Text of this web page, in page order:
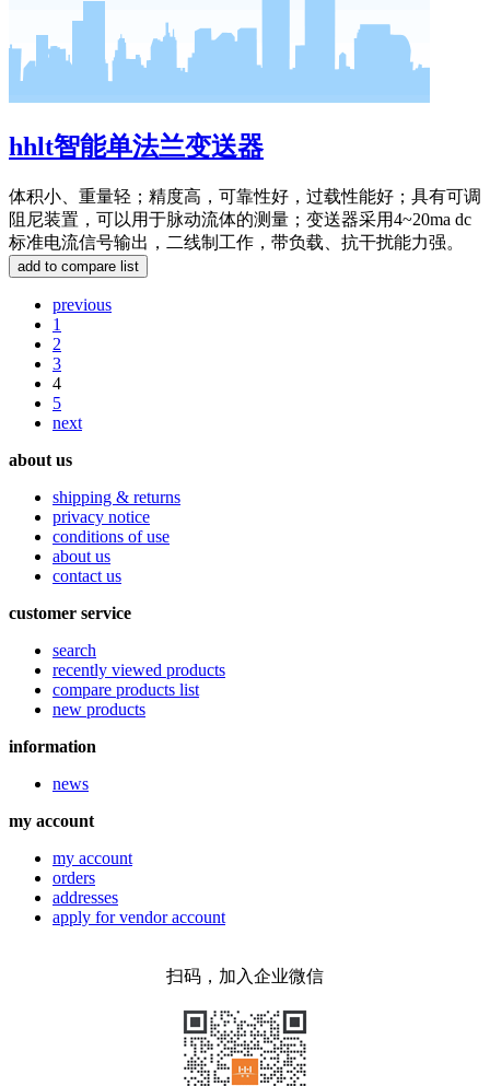
hhlt智能单法兰变送器
体积小、重量轻；精度高，可靠性好，过载性能好；具有可调
阻尼装置，可以用于脉动流体的测量；变送器采用4~20ma dc
标准电流信号输出，二线制工作，带负载、抗干扰能力强。
previous
1
2
3
4
5
next
about us
shipping & returns
privacy notice
conditions of use
about us
contact us
customer service
search
recently viewed products
compare products list
new products
information
news
my account
my account
orders
addresses
apply for vendor account
扫码，加入企业微信